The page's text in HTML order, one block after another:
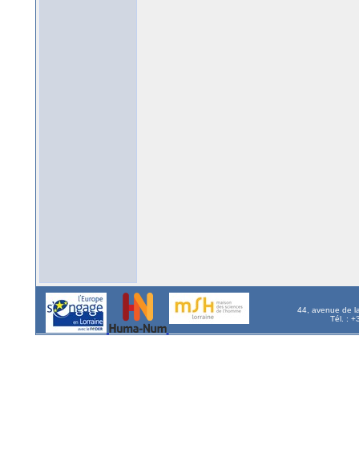
44, avenue de
Tél. :